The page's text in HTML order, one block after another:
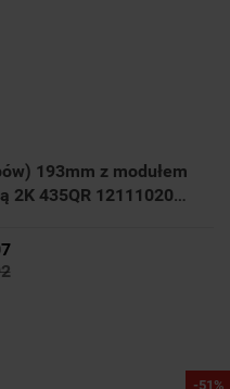
193mm z modułem
2K 435QR 12111020
-51%